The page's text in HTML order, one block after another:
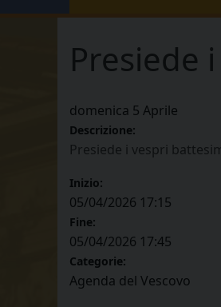
Presiede
domenica 5 Aprile
Descrizione:
Presiede i vespri
Inizio:
05/04/2026 17:15
Fine:
05/04/2026 17:45
Categorie:
Agenda del Vescovo